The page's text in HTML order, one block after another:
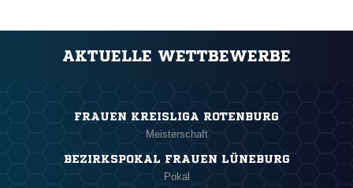
AKTUELLE WETTBEWERBE
FRAUEN KREISLIGA ROTENBURG
Meisterschaft
BEZIRKSPOKAL FRAUEN LÜNEBURG
Pokal